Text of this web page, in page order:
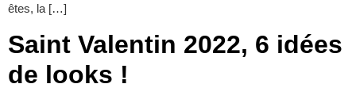
êtes, la […]
Saint Valentin 2022, 6 idées
de looks !